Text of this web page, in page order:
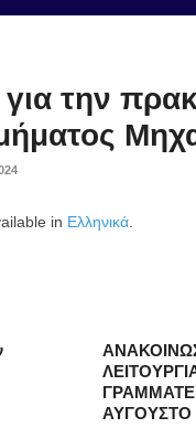
την
in Ελληνικά
ΑΥΓΟΥΣΤΟ